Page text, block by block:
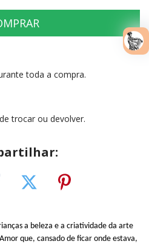
toda a compra.
trocar ou devolver.
a beleza e a criatividade da arte
que, cansado de ficar onde estava,